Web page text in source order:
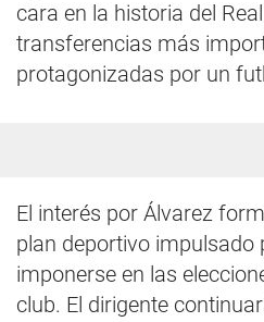
cara en la historia del
transferencias más
protagonizadas por un
El interés por Álvarez
plan deportivo impulsado
imponerse en las
club. El dirigente